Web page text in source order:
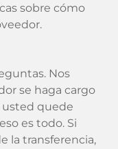
sobre cómo
Nos
se haga cargo
quede
es todo. Si
la transferencia,